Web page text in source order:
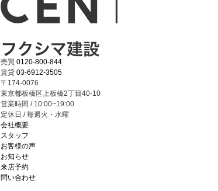
売買 0120-800-844
賃貸 03-6912-3505
〒174-0076
東京都板橋区上板橋2丁目40-10
営業時間 / 10:00~19:00
定休日 / 毎週火・水曜
会社概要
スタッフ
お客様の声
お知らせ
来店予約
問い合わせ